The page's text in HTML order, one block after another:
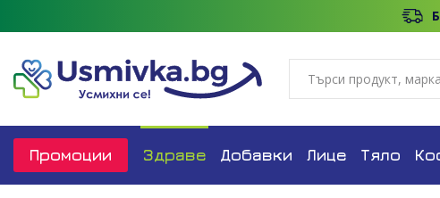
Промоции Здраве Добавки Лице Тяло